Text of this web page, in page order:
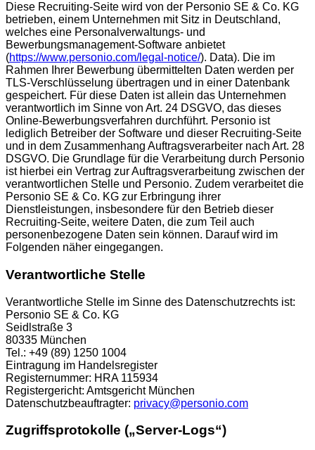
Diese Recruiting-Seite wird von der Personio SE & Co. KG
betrieben, einem Unternehmen mit Sitz in Deutschland,
welches eine Personalverwaltungs- und
Bewerbungsmanagement-Software anbietet
(https://www.personio.com/legal-notice/). Data). Die im
Rahmen Ihrer Bewerbung übermittelten Daten werden per
TLS-Verschlüsselung übertragen und in einer Datenbank
gespeichert. Für diese Daten ist allein das Unternehmen
verantwortlich im Sinne von Art. 24 DSGVO, das dieses
Online-Bewerbungsverfahren durchführt. Personio ist
lediglich Betreiber der Software und dieser Recruiting-Seite
und in dem Zusammenhang Auftragsverarbeiter nach Art. 28
DSGVO. Die Grundlage für die Verarbeitung durch Personio
ist hierbei ein Vertrag zur Auftragsverarbeitung zwischen der
verantwortlichen Stelle und Personio. Zudem verarbeitet die
Personio SE & Co. KG zur Erbringung ihrer
Dienstleistungen, insbesondere für den Betrieb dieser
Recruiting-Seite, weitere Daten, die zum Teil auch
personenbezogene Daten sein können. Darauf wird im
Folgenden näher eingegangen.
Verantwortliche Stelle
Verantwortliche Stelle im Sinne des Datenschutzrechts ist:
Personio SE & Co. KG
Seidlstraße 3
80335 München
Tel.: +49 (89) 1250 1004
Eintragung im Handelsregister
Registernummer: HRA 115934
Registergericht: Amtsgericht München
Datenschutzbeauftragter: privacy@personio.com
Zugriffsprotokolle („Server-Logs“)